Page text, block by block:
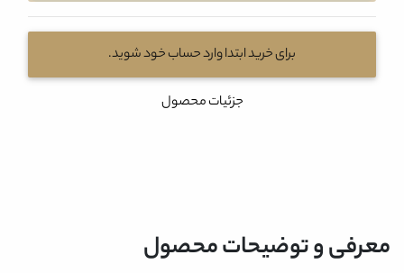
برای خرید ابتدا وارد حساب خود شوید.
جزئیات محصول
معرفی و توضیحات محصول